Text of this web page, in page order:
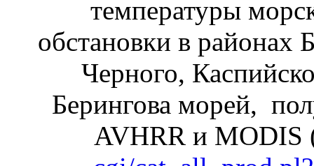
температуры
обстановки в районах
Черного,
Берингова морей,
AVHRR и MODIS